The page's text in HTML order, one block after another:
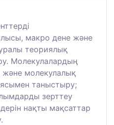
макро дене және
теориялық
Молекулалардың
және молекулалық
таныстыру;
зерттеу
нақты мақсаттар